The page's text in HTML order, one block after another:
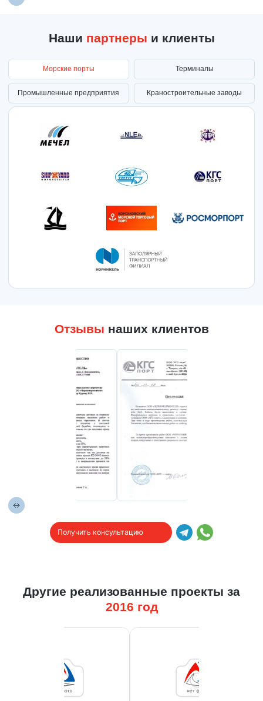
Наши партнеры и клиенты
Морские порты Терминалы
Промышленные предприятия Краностроительные заводы
Отзывы наших клиентов
Получить консультацию
Другие реализованные проекты за
2016 год